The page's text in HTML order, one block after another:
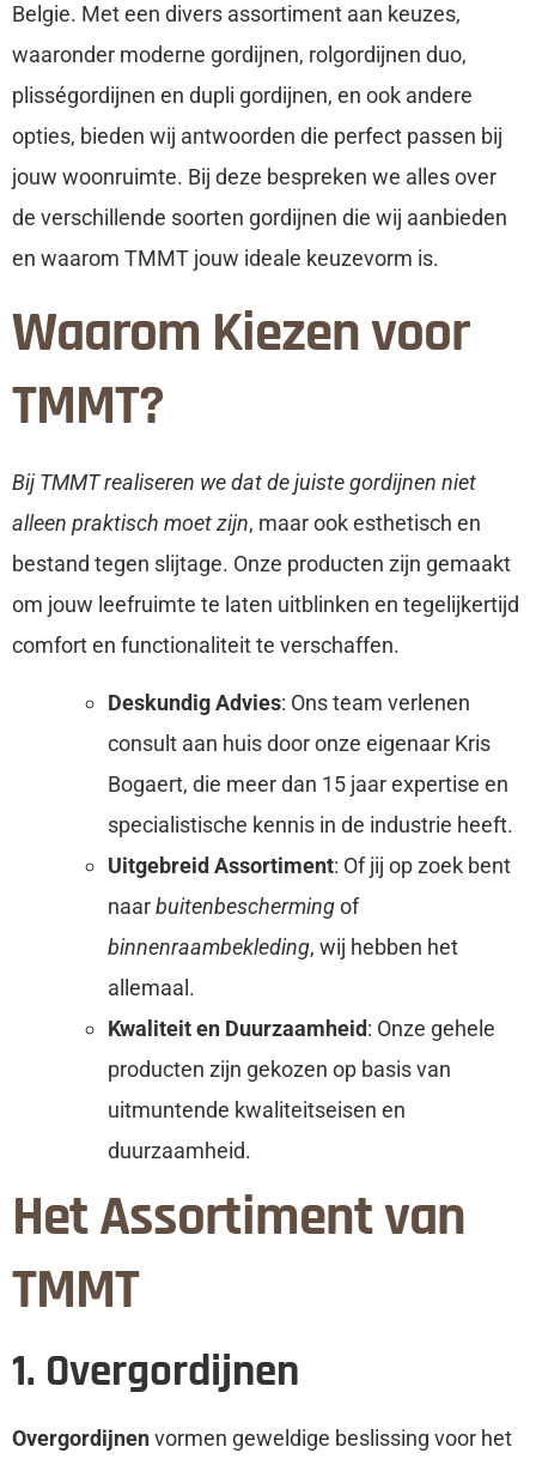
Belgie. Met een divers assortiment aan keuzes,
waaronder moderne gordijnen, rolgordijnen duo,
plisségordijnen en dupli gordijnen, en ook andere
opties, bieden wij antwoorden die perfect passen bij
jouw woonruimte. Bij deze bespreken we alles over
de verschillende soorten gordijnen die wij aanbieden
en waarom TMMT jouw ideale keuzevorm is.
Waarom Kiezen voor
TMMT?
Bij TMMT realiseren we dat de juiste gordijnen niet
alleen praktisch moet zijn, maar ook esthetisch en
bestand tegen slijtage. Onze producten zijn gemaakt
om jouw leefruimte te laten uitblinken en tegelijkertijd
comfort en functionaliteit te verschaffen.
Deskundig Advies: Ons team verlenen
consult aan huis door onze eigenaar Kris
Bogaert, die meer dan 15 jaar expertise en
specialistische kennis in de industrie heeft.
Uitgebreid Assortiment: Of jij op zoek bent
naarbuitenbeschermingof
binnenraambekleding, wij hebben het
allemaal.
Kwaliteit en Duurzaamheid: Onze gehele
producten zijn gekozen op basis van
uitmuntende kwaliteitseisen en
duurzaamheid.
Het Assortiment van
TMMT
1. Overgordijnen
Overgordijnenvormen geweldige beslissing voor het